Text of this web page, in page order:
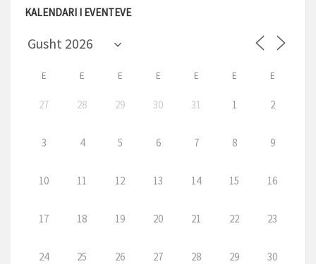
KALENDARI I EVENTEVE
E E E E E E E
27 28 29 30 31 1 2
3 4 5 6 7 8 9
10 11 12 13 14 15 16
17 18 19 20 21 22 23
24 25 26 27 28 29 30